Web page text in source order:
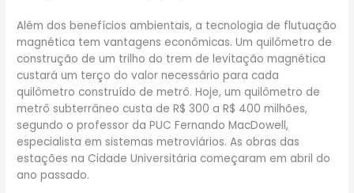
Além dos benefícios ambientais, a tecnologia de flutuação
magnética tem vantagens econômicas. Um quilômetro de
construção de um trilho do trem de levitação magnética
custará um terço do valor necessário para cada
quilômetro construído de metrô. Hoje, um quilômetro de
metrô subterrâneo custa de R$ 300 a R$ 400 milhões,
segundo o professor da PUC Fernando MacDowell,
especialista em sistemas metroviários. As obras das
estações na Cidade Universitária começaram em abril do
ano passado.